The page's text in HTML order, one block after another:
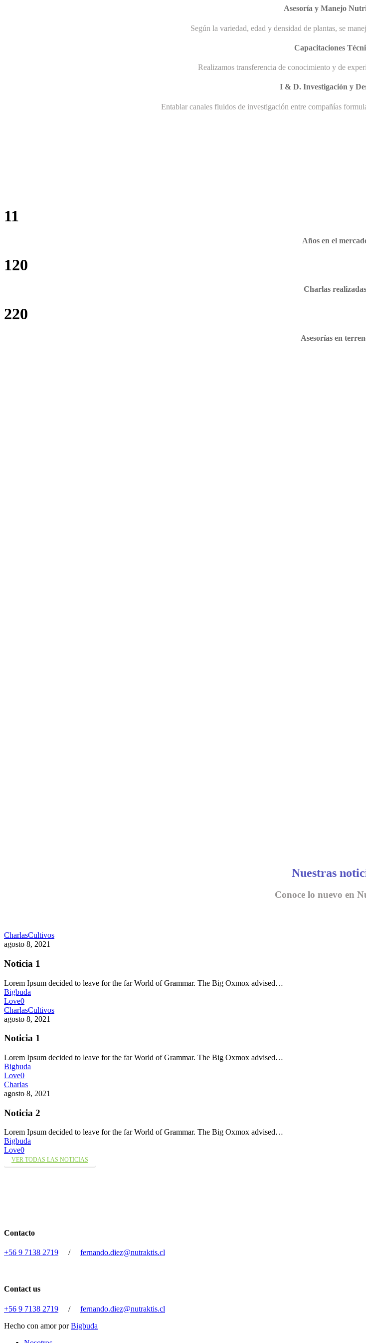
Asesoría y Manejo
Según la variedad, edad y densidad de plantas, se
Capacitaciones
Realizamos transferencia de conocimiento y de
I & D. Investigación y
Entablar canales fluidos de investigación entre compañías
11
Años en el
120
Charlas realizadas
220
Asesorías en
Nuestras
Conoce lo nuevo en
CharlasCultivos
agosto 8, 2021
Noticia 1
Lorem Ipsum decided to leave for the far World of Grammar. The Big Oxmox advised…
Bigbuda
Love0
CharlasCultivos
agosto 8, 2021
Noticia 1
Lorem Ipsum decided to leave for the far World of Grammar. The Big Oxmox advised…
Bigbuda
Love0
Charlas
agosto 8, 2021
Noticia 2
Lorem Ipsum decided to leave for the far World of Grammar. The Big Oxmox advised…
Bigbuda
Love0
VER TODAS LAS NOTICIAS
Contacto
+56 9 7138 2719 / fernando.diez@nutraktis.cl
Contact us
+56 9 7138 2719 / fernando.diez@nutraktis.cl
Hecho con amor porBigbuda